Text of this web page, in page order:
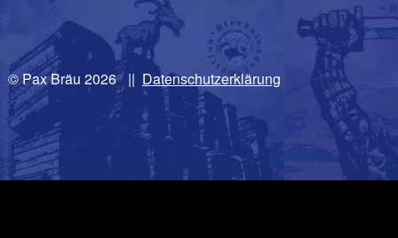
© Pax Bräu 2026 | Datenschutzerklärung